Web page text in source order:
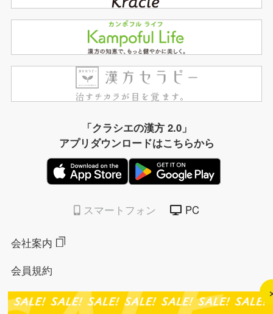
「クラシエの漢方 2.0」
アプリダウンロードはこちらから
スマートフォン PC
会社案内
会員規約
個人情報保護方針